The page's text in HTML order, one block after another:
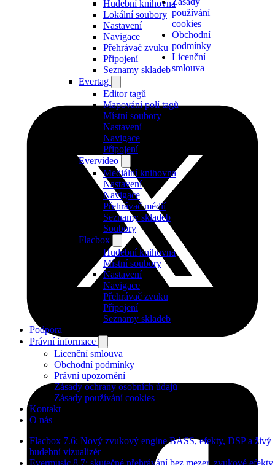
Hudební knihovna
Lokální soubory
Nastavení
Navigace
Přehrávač zvuku
Připojení
Seznamy skladeb
Evertag
Editor tagů
Mapování polí tagů
Místní soubory
Nastavení
Navigace
Připojení
Evervideo
Mediální knihovna
Nastavení
Navigace
Přehrávač médií
Seznamy skladeb
Soubory
Flacbox
Hudební knihovna
Místní soubory
Nastavení
Navigace
Přehrávač zvuku
Připojení
Seznamy skladeb
Podpora
Právní informace
Licenční smlouva
Obchodní podmínky
Právní upozornění
Zásady ochrany osobních údajů
Zásady používání cookies
Kontakt
O nás
Flacbox 7.6: Nový zvukový engine BASS, efekty, DSP a živý
hudební vizualizér
Evermusic 8.7: skutečné přehrávání bez mezer, zvukové efekty,
používání
cookies
Obchodní
podmínky
Licenční
smlouva